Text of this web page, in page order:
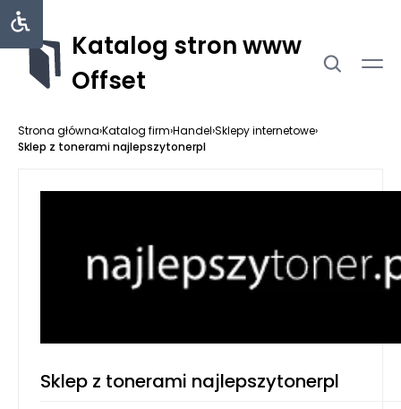
Katalog stron www
Offset
Strona główna›Katalog firm›Handel›Sklepy internetowe›
Sklep z tonerami najlepszytonerpl
Sklep z tonerami najlepszytonerpl